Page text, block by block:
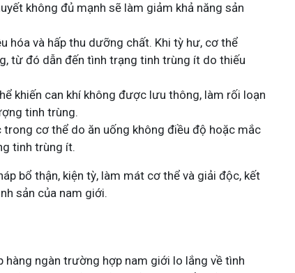
không đủ mạnh sẽ làm giảm khả năng sản
hóa và hấp thu dưỡng chất. Khi tỳ hư, cơ thể
từ đó dẫn đến tình trạng tinh trùng ít do thiếu
khiến can khí không được lưu thông, làm rối loạn
tinh trùng.
cơ thể do ăn uống không điều độ hoặc mắc
tinh trùng ít.
bổ thận, kiện tỳ, làm mát cơ thể và giải độc, kết
sản của nam giới.
hàng ngàn trường hợp nam giới lo lắng về tình